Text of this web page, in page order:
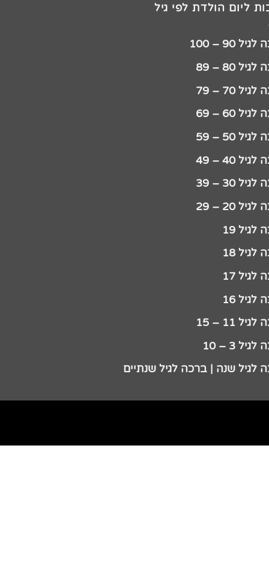
ליום הולדת לפי גיל
90 – 100
80 – 89
70 – 79
60 – 69
50 – 59
40 – 49
30 – 39
20 – 29
19
18
17
16
11 – 15
3 – 10
לגיל שנה | ברכה לגיל שנתיים